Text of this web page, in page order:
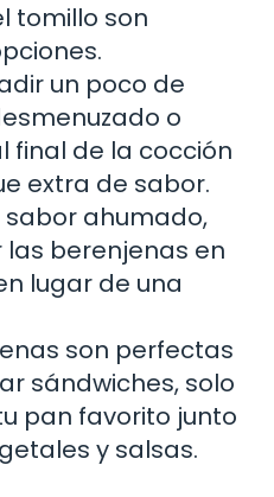
tomillo son
un poco de
o
final de la cocción
extra de sabor.
sabor ahumado,
berenjenas en
lugar de una
son perfectas
sándwiches, solo
pan favorito junto
y salsas.